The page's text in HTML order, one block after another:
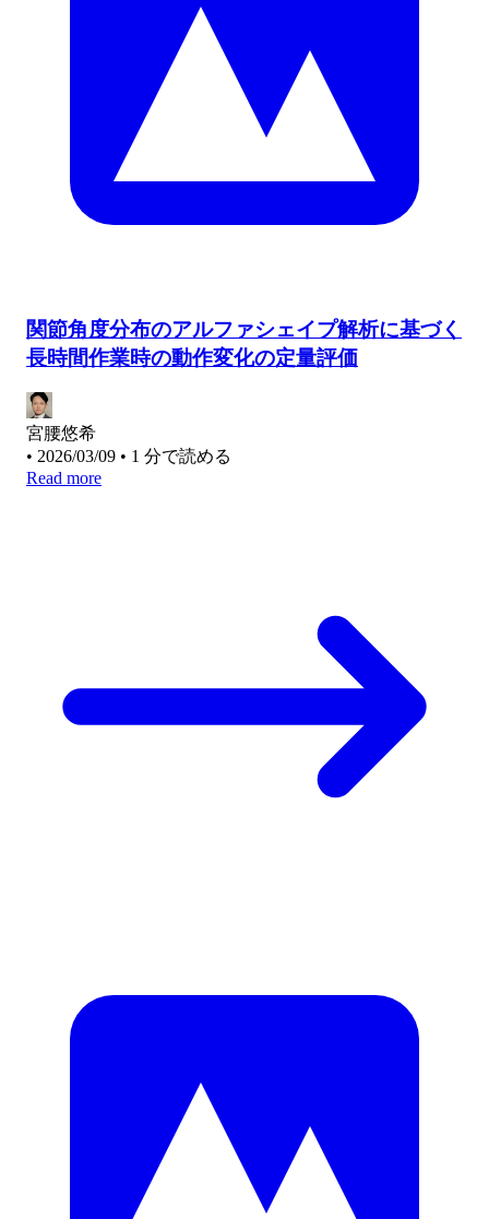
関節角度分布のアルファシェイプ解析に基づく
長時間作業時の動作変化の定量評価
宮腰悠希
• 2026/03/09 • 1 分で読める
Read more